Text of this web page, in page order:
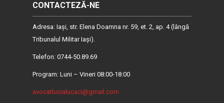
CONTACTEZĂ-NE
Adresa: Iaşi, str. Elena Doamna nr. 59, et. 2, ap. 4 (lângă
Tribunalul Militar Iaşi).
Telefon: 0744-50.89.69
Program: Luni – Vineri 08:00-18:00
avocatlucialucaci@gmail.com